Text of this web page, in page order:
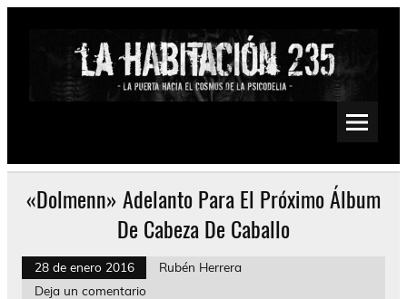
Saltar
Psychedelic, Stoner, Doom, Sludge, Fuzz, Space, Drone
«Dolmenn» Adelanto Para El Próximo Álbum
De Cabeza De Caballo
28 de enero 2016
Rubén Herrera
Deja un comentario